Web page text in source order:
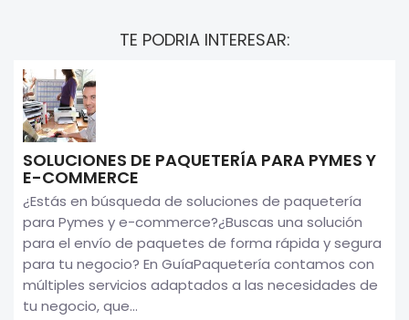
TE PODRIA INTERESAR:
SOLUCIONES DE PAQUETERÍA PARA PYMES Y
E-COMMERCE
¿Estás en búsqueda de soluciones de paquetería
para Pymes y e-commerce?¿Buscas una solución
para el envío de paquetes de forma rápida y segura
para tu negocio? En GuíaPaquetería contamos con
múltiples servicios adaptados a las necesidades de
tu negocio, que...